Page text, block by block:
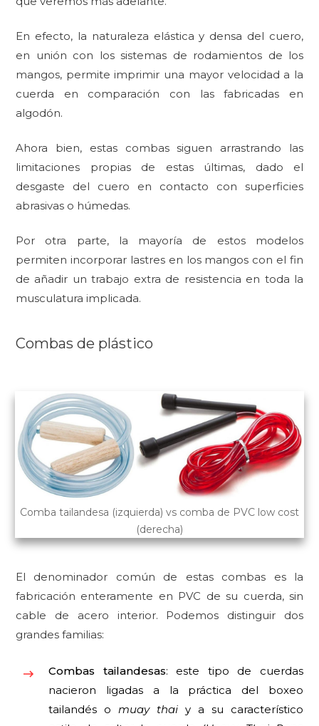
En efecto, la naturaleza elástica y densa del cuero,
en unión con los sistemas de rodamientos de los
mangos, permite imprimir una mayor velocidad a la
cuerda en comparación con las fabricadas en
algodón.
Ahora bien, estas combas siguen arrastrando las
limitaciones propias de estas últimas, dado el
desgaste del cuero en contacto con superficies
abrasivas o húmedas.
Por otra parte, la mayoría de estos modelos
permiten incorporar lastres en los mangos con el fin
de añadir un trabajo extra de resistencia en toda la
musculatura implicada.
Combas de plástico
Comba tailandesa (izquierda) vs comba de PVC low cost
(derecha)
El denominador común de estas combas es la
fabricación enteramente en PVC de su cuerda, sin
cable de acero interior. Podemos distinguir dos
grandes familias:
Combas tailandesas: este tipo de cuerdas
nacieron ligadas a la práctica del boxeo
tailandés o muay thai y a su característico